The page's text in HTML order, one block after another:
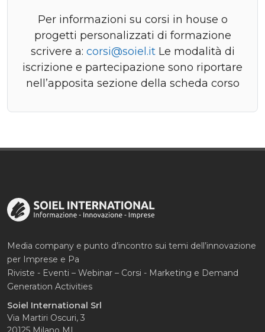
Per informazioni su corsi in house o
progetti personalizzati di formazione
scrivere a: corsi@soiel.itLe modalità di
iscrizione e partecipazione sono riportare
nell’apposita sezione della scheda corso
Media company e punto d’incontro sui temi dell’innovazione
per Imprese e Pa
Riviste - Eventi – Webinar – Corsi - Marketing e Demand
Generation Activities
Soiel International Srl
Via Martiri Oscuri, 3